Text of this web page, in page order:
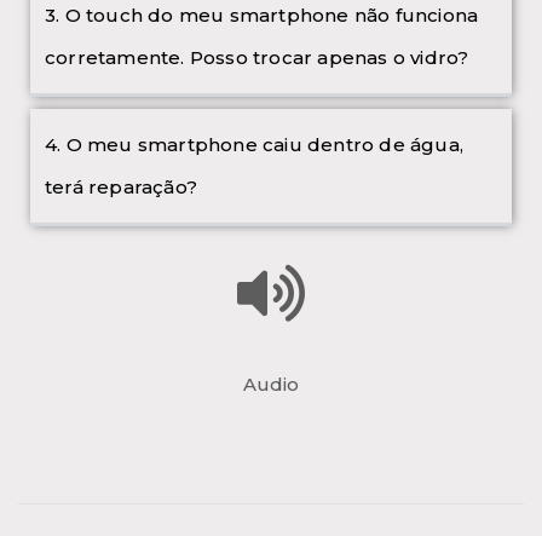
3. O touch do meu smartphone não funciona
corretamente. Posso trocar apenas o vidro?
4. O meu smartphone caiu dentro de água,
terá reparação?
Audio